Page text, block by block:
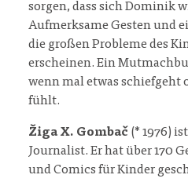
sorgen, dass sich Dominik
Aufmerksame Gesten und
die großen Probleme des
erscheinen. Ein
wenn mal etwas schiefgeht
fühlt.
Žiga X. Gombač (* 1976)
Journalist. Er hat über 170
und Comics für Kinder